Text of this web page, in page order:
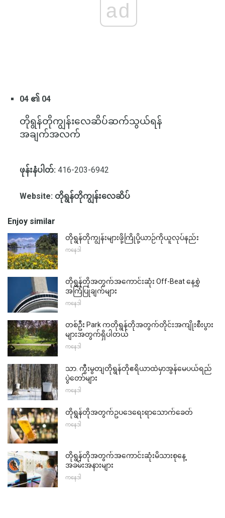
ad
04 ၏ 04
တိုရွန်တိုကျွန်းလေဆိပ်ဆက်သွယ်ရန်
အချက်အလက်
ဖုန်းနံပါတ်: 416-203-6942
Website: တိုရွန်တိုကျွန်းလေဆိပ်
Enjoy similar
တိုရွန်တိုကျွန်းများဖို့ကြိုပို့ယာဉ်ကိုယူလုပ်နည်း
ကနေဒါ
တိုရွန်တိုအတွက်အကောင်းဆုံး Off-Beat နေ့စွဲ
အကြံပြုချက်များ
ကနေဒါ
တစ်ဦး Park ကတိုရွန်တိုအတွက်တိုင်းအကျိုးစီးပွား
များအတွက်ရှိပါတယ်
ကနေဒါ
သာ. ကွီးမွတျတိုရွန်တိုဧရိယာထဲမှာအွန်မေပယ်ရည်
ပွဲတော်များ
ကနေဒါ
တိုရွန်တိုအတွက်ဥပဒေရေးရာသောက်ခေတ်
ကနေဒါ
တိုရွန်တိုအတွက်အကောင်းဆုံးမိသားစုနေ့
အခမ်းအနားများ
ကနေဒါ